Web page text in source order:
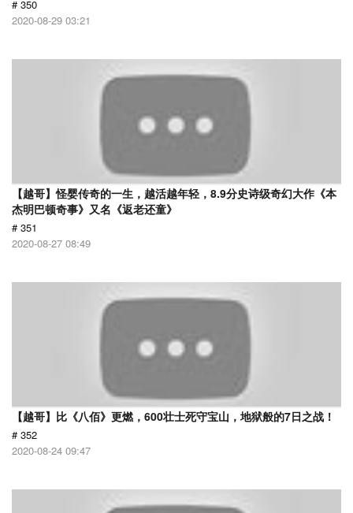
# 350
2020-08-29 03:21
【越哥】怪婴传奇的一生，越活越年轻，8.9分史诗级奇幻大作《本
杰明巴顿奇事》又名《返老还童》
# 351
2020-08-27 08:49
【越哥】比《八佰》更燃，600壮士死守宝山，地狱般的7日之战！
# 352
2020-08-24 09:47